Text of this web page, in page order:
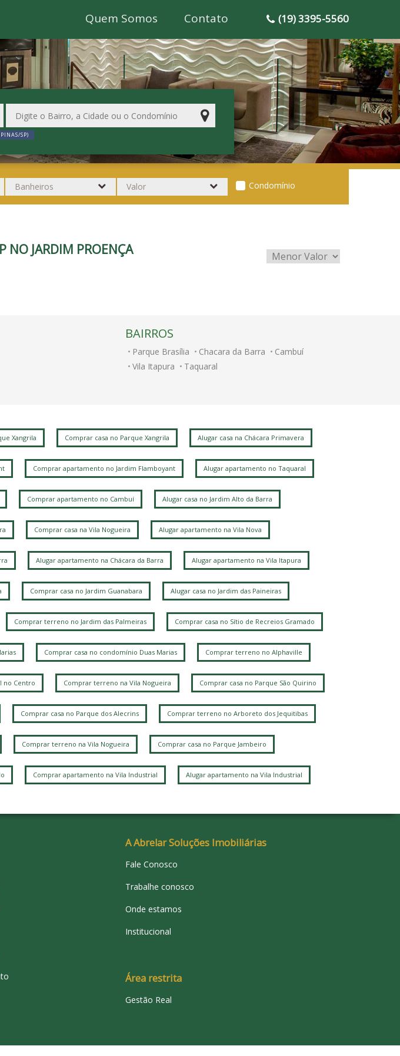
Quem Somos Contato (19) 3395-5560
SP)
Condomínio
NO JARDIM PROENÇA
BAIRROS
Parque Brasília Chacara da Barra
Cambuí
Vila Itapura
Taquaral
Xangrila Comprar casa no Parque Xangrila Alugar casa na Chácara Primavera
Comprar apartamento no Jardim Flamboyant Alugar apartamento no Taquaral
Comprar apartamento no Cambuí Alugar casa no Jardim Alto da Barra
Comprar casa na Vila Nogueira Alugar apartamento na Vila Nova
Alugar apartamento na Chácara da Barra Alugar apartamento na Vila Itapura
Comprar casa no Jardim Guanabara Alugar casa no Jardim das Paineiras
Comprar terreno no Jardim das Palmeiras Comprar casa no Sítio de Recreios Gramado
Comprar casa no condomínio Duas Marias Comprar terreno no Alphaville
no Centro Comprar terreno na Vila Nogueira Comprar casa no Parque São Quirino
Comprar casa no Parque dos Alecrins Comprar terreno no Arboreto dos Jequitibas
Comprar terreno na Vila Nogueira Comprar casa no Parque Jambeiro
Comprar apartamento na Vila Industrial Alugar apartamento na Vila Industrial
A Abrelar Soluções Imobiliárias
Fale Conosco
Trabalhe conosco
Onde estamos
Institucional
Área restrita
Gestão Real